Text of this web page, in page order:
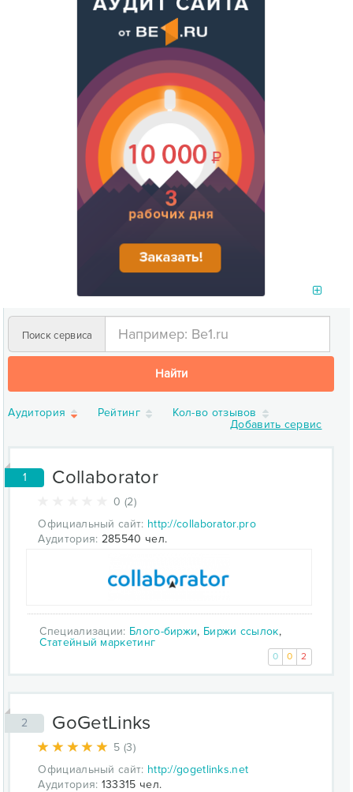
Поиск сервиса
Найти
Аудитория Рейтинг
Кол-во отзывов
Добавить сервис
1 Collaborator
0 (2)
Официальный сайт: http://collaborator.pro
Аудитория: 285540 чел.
Специализации: Блого-биржи, Биржи ссылок,
Статейный маркетинг
0 0 2
2 GoGetLinks
5 (3)
Официальный сайт: http://gogetlinks.net
Аудитория: 133315 чел.